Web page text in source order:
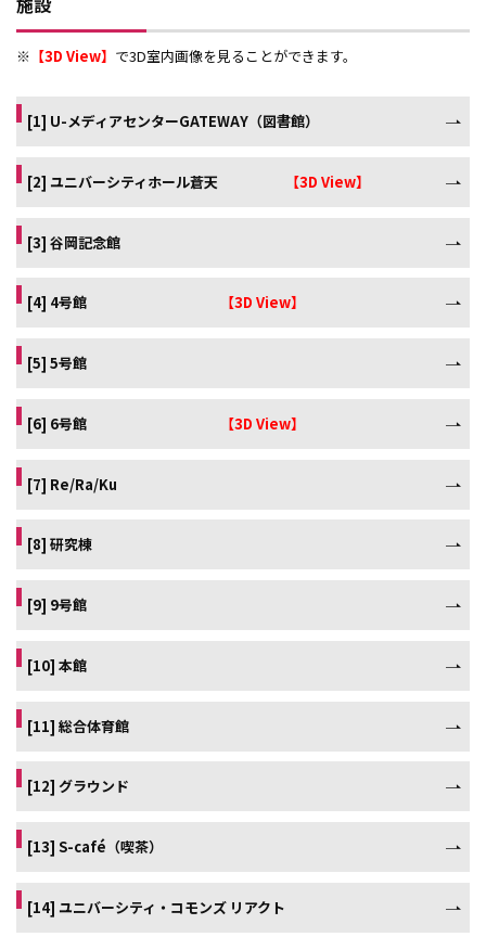
※ 【3D View】 で3D室内画像を見ることができます。
[1] U-メディアセンターGATEWAY（図書館）
[2] ユニバーシティホール蒼天 【3D View】
[3] 谷岡記念館
[4] 4号館 【3D View】
[5] 5号館
[6] 6号館 【3D View】
[7] Re/Ra/Ku
[8] 研究棟
[9] 9号館
[10] 本館
[11] 総合体育館
[12] グラウンド
[13] S-café（喫茶）
[14] ユニバーシティ・コモンズ リアクト